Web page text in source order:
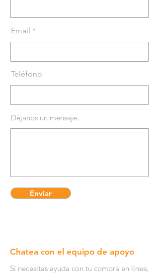
Email
Teléfono
Déjanos un mensaje...
Enviar
Chatea con el equipo de apoyo
Si necesitas ayuda con tu compra en línea,